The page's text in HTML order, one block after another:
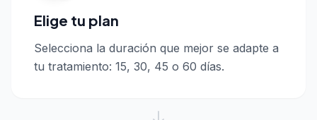
Elige tu plan
Selecciona la duración que mejor se adapte a
tu tratamiento: 15, 30, 45 o 60 días.